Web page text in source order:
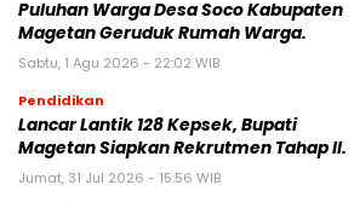
Puluhan Warga Desa Soco Kabupaten
Magetan Geruduk Rumah Warga.
Sabtu, 1 Agu 2026 - 22:02 WIB
Pendidikan
Lancar Lantik 128 Kepsek, Bupati
Magetan Siapkan Rekrutmen Tahap II.
Jumat, 31 Jul 2026 - 15:56 WIB